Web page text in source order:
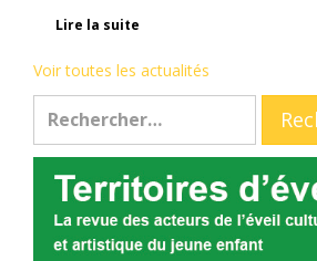
Lire la suite
Voir toutes les actualités